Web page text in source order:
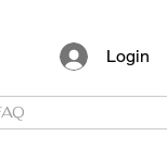
Login